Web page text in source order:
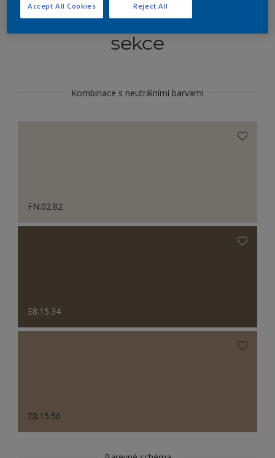
Koordinovat barevné
sekce
Kombinace s neutrálními barvami
FN.02.82
E8.15.34
E8.15.56
Reject All
Accept All Cookies